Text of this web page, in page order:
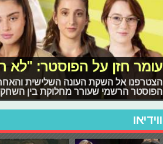
עומר חזן על הפוסטר: "לא
הצטרפנו אל השקת העונה השלישית
הפוסטר הרשמי שעורר מחלוקת בין
ווידיאו